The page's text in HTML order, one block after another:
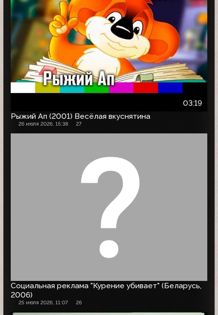
03:19
Рыжий Ап (2001) Весёлая вкуснятина
26 июля 2026, 15:38 27
Социальная реклама "Курение убивает" (Беларусь,
2006)
25 июля 2026, 11:07 26